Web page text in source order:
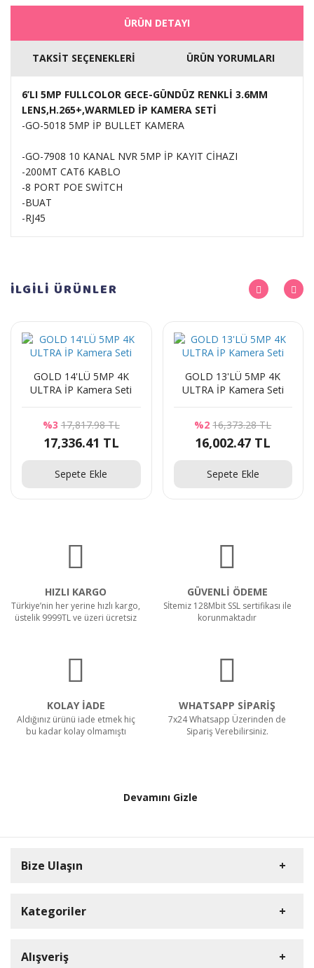
ÜRÜN DETAYI
TAKSİT SEÇENEKLERİ ÜRÜN YORUMLARI
6’LI 5MP FULLCOLOR GECE-GÜNDÜZ RENKLİ 3.6MM
LENS,H.265+,WARMLED İP KAMERA SETİ
-GO-5018 5MP İP BULLET KAMERA
-GO-7908 10 KANAL NVR 5MP İP KAYIT CİHAZI
-200MT CAT6 KABLO
-8 PORT POE SWİTCH
-BUAT
-RJ45
İLGİLİ ÜRÜNLER
GOLD 14'LÜ 5MP 4K
ULTRA İP Kamera Seti
%3 17,817.98 TL
17,336.41 TL
Sepete Ekle
GOLD 13'LÜ 5MP 4K
ULTRA İP Kamera Seti
%2 16,373.28 TL
16,002.47 TL
Sepete Ekle
HIZLI KARGO
Türkiye’nin her yerine hızlı kargo,
üstelik 9999TL ve üzeri ücretsiz
GÜVENLİ ÖDEME
Sİtemiz 128Mbit SSL sertifikası ile
korunmaktadır
KOLAY İADE
Aldığınız ürünü iade etmek hiç
bu kadar kolay olmamıştı
WHATSAPP SİPARİŞ
7x24 Whatsapp Üzerinden de
Sipariş Verebilirsiniz.
Devamını Gizle
Bize Ulaşın
Kategoriler
Alışveriş